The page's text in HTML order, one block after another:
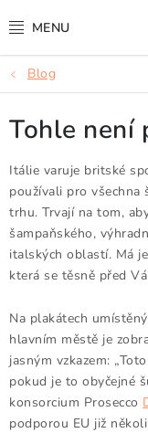
na
KÁVA
FRAPPÉ
VÍNA
ŠUMIVÁ VÍNA
KOKTEJLY &
ČAJ & ČOKOLÁDA
PŘÍSLUŠENSTVÍ
Doprava a platba
Blog
Tohle není
Itálie varuje britské
používali pro všechna
trhu. Trvají na tom,
šampaňského,
italských oblastí. Má
která se těsně před
Na plakátech
hlavním městě je
jasným vzkazem:
pokud je to obyčejné
konsorcium Prosecco
podporou EU již